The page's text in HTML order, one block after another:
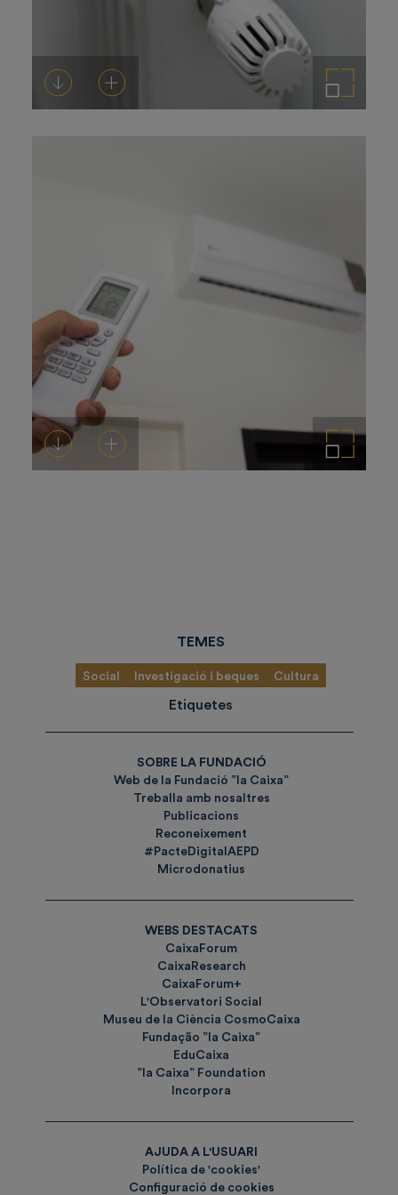
Descarregar-ho Afegeix a la cistella Amplia la imatge
Descarregar-ho Afegeix a la cistella Amplia la imatge
TEMES
Social Investigació i beques Cultura
Etiquetes
SOBRE LA FUNDACIÓ
Web de la Fundació ”la Caixa”
Treballa amb nosaltres
Publicacions
Reconeixement
#PacteDigitalAEPD
Microdonatius
WEBS DESTACATS
CaixaForum
CaixaResearch
CaixaForum+
L'Observatori Social
Museu de la Ciència CosmoCaixa
Fundação ”la Caixa”
EduCaixa
”la Caixa” Foundation
Incorpora
AJUDA A L'USUARI
Política de 'cookies'
Configuració de cookies